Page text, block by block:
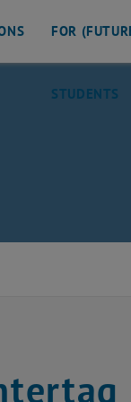
FOR
STUDENTS